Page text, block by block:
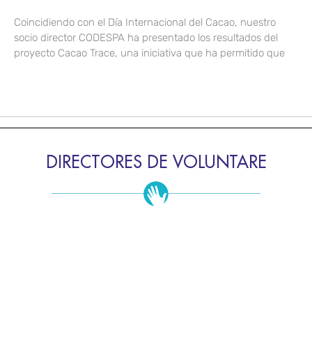
Coincidiendo con el Día Internacional del Cacao, nuestro
socio director CODESPA ha presentado los resultados del
proyecto Cacao Trace, una iniciativa que ha permitido que
DIRECTORES DE VOLUNTARE